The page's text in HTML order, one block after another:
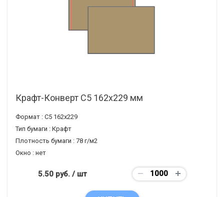
Крафт-Конверт С5 162x229 мм
Формат : С5 162х229
Тип бумаги : Крафт
Плотность бумаги : 78 г/м2
Окно : нет
5.50 руб./ шт